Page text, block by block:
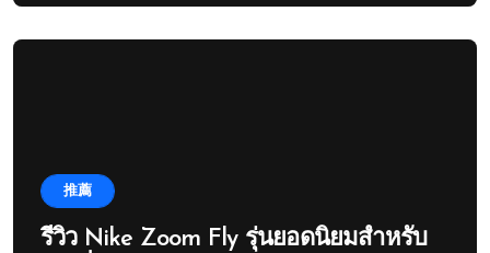
推薦
รีวิว Nike Zoom Fly รุ่นยอดนิยมสำหรับ